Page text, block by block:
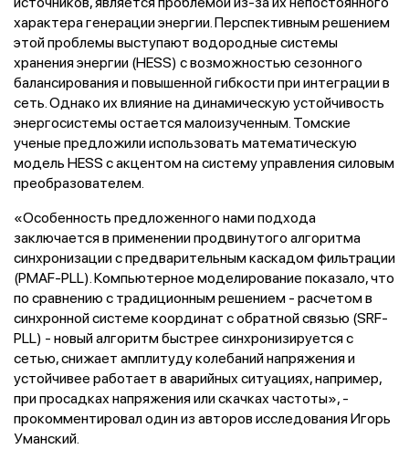
характера генерации энергии. Перспективным решением
этой проблемы выступают водородные системы
хранения энергии (HESS) с возможностью сезонного
балансирования и повышенной гибкости при интеграции в
сеть. Однако их влияние на динамическую устойчивость
энергосистемы остается малоизученным. Томские
ученые предложили использовать математическую
модель HESS с акцентом на систему управления силовым
преобразователем.
«Особенность предложенного нами подхода
заключается в применении продвинутого алгоритма
синхронизации с предварительным каскадом фильтрации
(PMAF-PLL). Компьютерное моделирование показало, что
по сравнению с традиционным решением - расчетом в
синхронной системе координат с обратной связью (SRF-
PLL) - новый алгоритм быстрее синхронизируется с
сетью, снижает амплитуду колебаний напряжения и
устойчивее работает в аварийных ситуациях, например,
при просадках напряжения или скачках частоты», -
прокомментировал один из авторов исследования Игорь
Уманский.